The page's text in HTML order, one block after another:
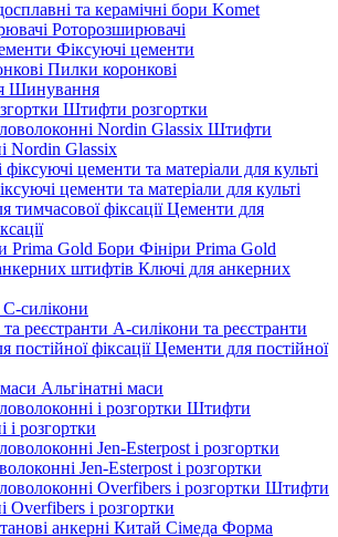
та керамічні бори Komet
Роторозширювачі
Фіксуючі цементи
Пилки коронкові
Шинування
Штифти розгортки
Штифти
Nordin Glassix
цементи та матеріали для культі
Цементи для
Бори Фініри Prima Gold
Ключі для анкерних
С-силікони
А-силікони та реєстранти
Цементи для постійної
Альгінатні маси
Штифти
і розгортки
Jen-Esterpost і розгортки
Штифти
Overfibers і розгортки